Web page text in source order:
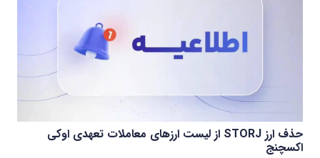
حذف ارز STORJ از لیست ارزهای معاملات تعهدی اوکی
اکسچنج